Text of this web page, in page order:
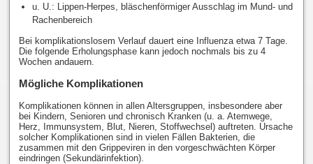
u. U.: Lippen-Herpes, bläschenförmiger Ausschlag im Mund- und
Rachenbereich
Bei komplikationslosem Verlauf dauert eine Influenza etwa 7 Tage.
Die folgende Erholungsphase kann jedoch nochmals bis zu 4
Wochen andauern.
Mögliche Komplikationen
Komplikationen können in allen Altersgruppen, insbesondere aber
bei Kindern, Senioren und chronisch Kranken (u. a. Atemwege,
Herz, Immunsystem, Blut, Nieren, Stoffwechsel) auftreten. Ursache
solcher Komplikationen sind in vielen Fällen Bakterien, die
zusammen mit den Grippeviren in den vorgeschwächten Körper
eindringen (Sekundärinfektion).